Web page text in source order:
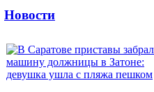
Новости